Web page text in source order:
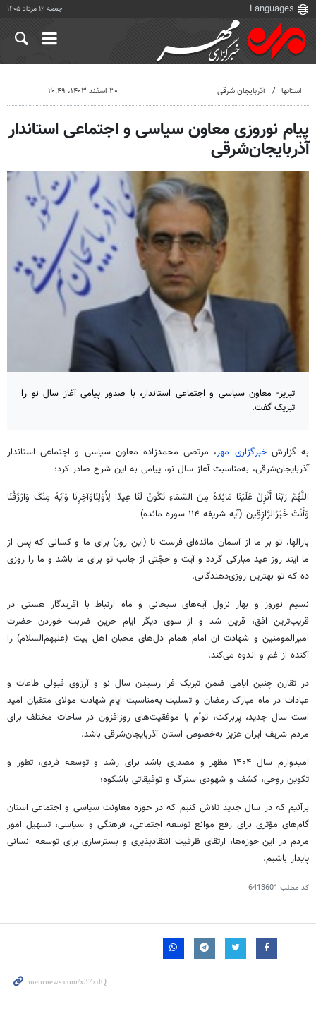
جمعه ۱۶ مرداد ۱۴۰۵
استانها آذربایجان شرقی ۳۰ اسفند ۱۴۰۳، ۲۰:۴۹
پیام نوروزی معاون سیاسی و اجتماعی استاندار
آذربایجان‌شرقی
تبریز- معاون سیاسی و اجتماعی استاندار، با صدور پیامی آغاز سال نو را
تبریک گفت.
به گزارشخبرگزاری مهر، مرتضی محمدزاده معاون سیاسی و اجتماعی استاندار
آذربایجان‌شرقی، به‌مناسبت آغاز سال نو، پیامی به این شرح صادر کرد:
اللَّهُمَّ رَبَّنَا أَنْزِلْ عَلَیْنَا مَائِدَهً مِنَ السَّمَاءِ تَکُونُ لَنَا عِیدًا لِأَوَّلِنَاوَآخِرِنَا وَآیَهً مِنْکَ وَارْزُقْنَا
وَأَنْتَ خَیْرُالرَّازِقِینَ (آیه شریفه ۱۱۴ سوره مائده)
بارالها، تو بر ما از آسمان مائده‌ایفرست تا (این روز) برای ما و کسانی که پس از
ماآیند روز عید مبارکی گردد و آیت و حجّتی از جانب تو برای ما باشد و ما را روزی
ده که تو بهترین روزی‌دهندگانی.
نسیم نوروز و بهار نزول آیه‌های سبحانی و ماه ارتباط با آفریدگار هستی در
قریب‌ترین افق، قرین شد و از سوی دیگر ایامحزین ضربت خوردن حضرت
امیرالمومنین و شهادت آن امام همام دل‌های محبان اهل بیت (علیهم‌السلام) را
آکنده از غم و اندوه می‌کند.
در تقارن چنین ایامی ضمن تبریک فرا رسیدن سال نو و آرزوی قبولی طاعات و
عبادات در ماه مبارک رمضان و تسلیت به‌مناسبت ایام شهادت مولای متقیان امید
است سال جدید، پربرکت، توأم با موفقیت‌های روزافزون در ساحات مختلف برای
مردم شریف ایران عزیز به‌خصوص استان آذربایجان‌شرقی باشد.
امیدوارم سال ۱۴۰۴ مظهر و مصدری باشد برای رشد و توسعه فردی،
تطور و
تکوین روحی، کشف و شهودی سترگ و توفیقاتی باشکوه؛
برآنیم که در سال جدید تلاش کنیم که در حوزه معاونت سیاسی و اجتماعی استان
گام‌های مؤثری برای رفع موانع توسعه اجتماعی، فرهنگی و سیاسی، تسهیل امور
مردم در این حوزه‌ها، ارتقای ظرفیت انتقادپذیری و بسترسازی برای توسعه انسانی
پایدار باشیم.
کد مطلب 6413601